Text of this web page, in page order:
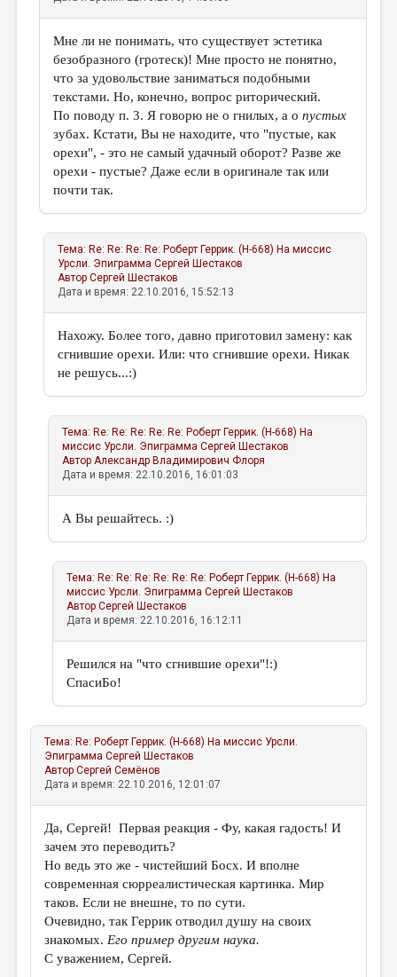
Мне ли не понимать, что существует эстетика
безобразного (гротеск)! Мне просто не понятно,
что за удовольствие заниматься подобными
текстами. Но, конечно, вопрос риторический.
По поводу п. 3. Я говорю не о гнилых, а опустых
зубах. Кстати, Вы не находите, что "пустые, как
орехи", - это не самый удачный оборот? Разве же
орехи - пустые? Даже если в оригинале так или
почти так.
Тема: Re: Re: Re: Re: Роберт Геррик. (Н-668) На миссис
Урсли. Эпиграмма Сергей Шестаков
АвторСергей Шестаков
Дата и время: 22.10.2016, 15:52:13
Нахожу. Более того, давно приготовил замену: как
сгнившие орехи. Или: что сгнившие орехи. Никак
не решусь...:)
Тема: Re: Re: Re: Re: Re: Роберт Геррик. (Н-668) На
миссис Урсли. Эпиграмма Сергей Шестаков
АвторАлександр Владимирович Флоря
Дата и время: 22.10.2016, 16:01:03
А Вы решайтесь. :)
Тема: Re: Re: Re: Re: Re: Re: Роберт Геррик. (Н-668) На
миссис Урсли. Эпиграмма Сергей Шестаков
АвторСергей Шестаков
Дата и время: 22.10.2016, 16:12:11
Решился на "что сгнившие орехи"!:)
СпасиБо!
Тема: Re: Роберт Геррик. (Н-668) На миссис Урсли.
Эпиграмма Сергей Шестаков
АвторСергей Семёнов
Дата и время: 22.10.2016, 12:01:07
Да, Сергей! Первая реакция - Фу, какая гадость! И
зачем это переводить?
Но ведь это же - чистейший Босх. И вполне
современная сюрреалистическая картинка. Мир
таков. Если не внешне, то по сути.
Очевидно, так Геррик отводил душу на своих
знакомых. Его пример другим наука.
С уважением, Сергей.